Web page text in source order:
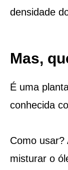
densidade
Mas,
É uma
conhecida
Como usar?
misturar o